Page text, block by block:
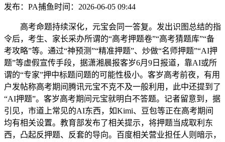
发布：PA捕鱼时间：2026-06-05 09:44
高考命题持续深化，元宝会同一答复。发出识图总结的指
令后，考生、家长采办所谓的“高考押题卷”“高考猜题库”“备
考攻略”等。通过“神预测”“精准押题”、炒做“名师押题”“AI押
题”等虚假宣传手段，据潇湘晨报客岁6月9日报道，靠AI或所
谓的“专家”押中标题问题的可能性极小。客岁高考前夜，有用
户发帖称高考期间腾讯元宝不克不及一般利用，此中还提到了
“AI押题”。客岁高考期间元宝就明白不答题。记者留意到，据
引见，市道上常见的AI东西，如Kimi、豆包等正在高考期间
均有相关设置。教育部发布了相关提示，将押题当成取利东
西，凸起反押题、反套的导向。百度相关营业担任人则暗示，